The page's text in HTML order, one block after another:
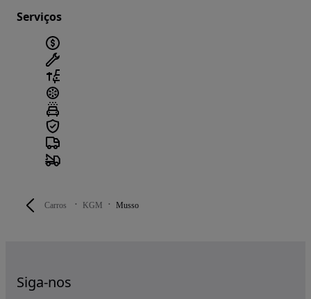
Carros KGM Musso
Serviços
Siga-nos